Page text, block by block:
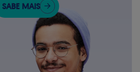
SABE MAIS